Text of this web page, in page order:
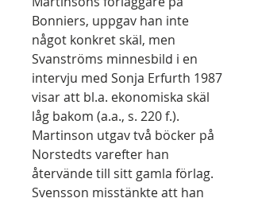
Bonniers, uppgav han inte
något konkret skäl, men
Svanströms minnesbild i en
intervju med Sonja Erfurth 1987
visar att bl.a. ekonomiska skäl
låg bakom (a.a., s. 220 f.).
Martinson utgav två böcker på
Norstedts varefter han
återvände till sitt gamla förlag.
Svensson misstänkte att han